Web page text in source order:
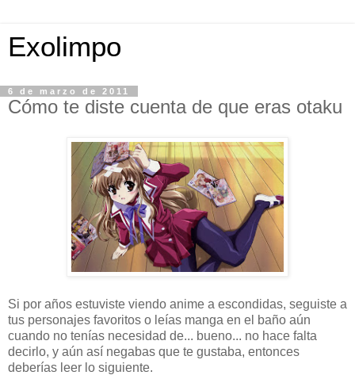
Exolimpo
6 de marzo de 2011
Cómo te diste cuenta de que eras otaku
Si por años estuviste viendo anime a escondidas, seguiste a
tus personajes favoritos o leías manga en el baño aún
cuando no tenías necesidad de... bueno... no hace falta
decirlo, y aún así negabas que te gustaba, entonces
deberías leer lo siguiente.